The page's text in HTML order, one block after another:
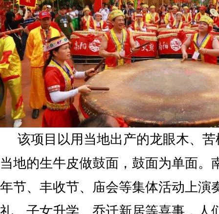
该项目以用当地出产的龙眼木、
当地的生牛皮做鼓面，鼓面为单面。
年节、丰收节、庙会等集体活动上演
礼、子女升学、乔迁新居等喜事，人